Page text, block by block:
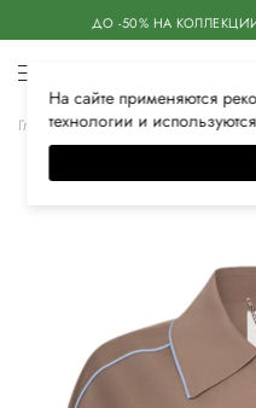
ДО -50% НА
Главная Женская Одежда
На сайте применяются
технологии и